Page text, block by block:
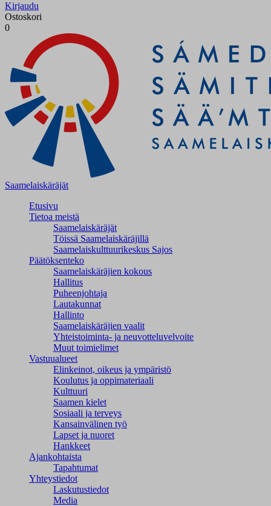
Kirjaudu
Ostoskori
0
Saamelaiskäräjät
Etusivu
Tietoa meistä
Saamelaiskäräjät
Töissä Saamelaiskäräjillä
Saamelaiskulttuuri­keskus Sajos
Päätöksenteko
Saamelaiskäräjien kokous
Hallitus
Puheenjohtaja
Lautakunnat
Hallinto
Saamelaiskäräjien vaalit
Yhteistoiminta- ja neuvotteluvelvoite
Muut toimielimet
Vastuualueet
Elinkeinot, oikeus ja ympäristö
Koulutus ja oppimateriaali
Kulttuuri
Saamen kielet
Sosiaali ja terveys
Kansainvälinen työ
Lapset ja nuoret
Hankkeet
Ajankohtaista
Tapahtumat
Yhteystiedot
Laskutustiedot
Media